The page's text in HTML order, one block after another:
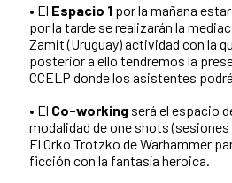
• El Espacio 1 por la mañana
por la tarde se realizarán la
Zamit (Uruguay) actividad con la
posterior a ello tendremos la
CCELP donde los asistentes
• El Co-working será el espacio
modalidad de one shots
El Orko Trotzko de Warhammer
ficción con la fantasía heroica.